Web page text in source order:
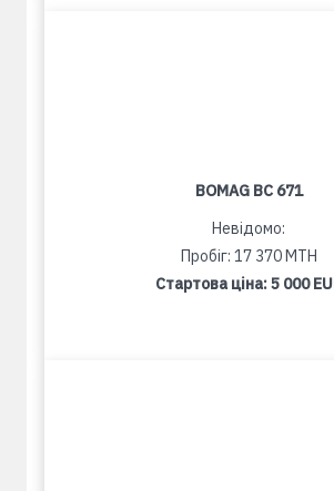
BOMAG BC 671
Невідомо:
Пробіг: 17 370 MTH
Стартова ціна:5 000